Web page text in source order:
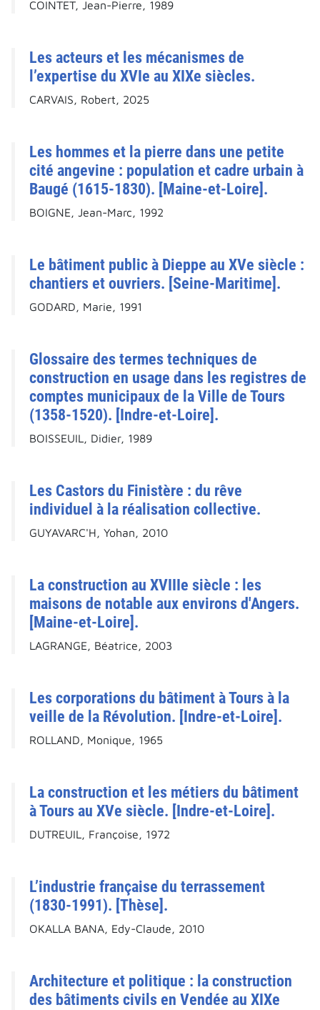
COINTET, Jean-Pierre, 1989
Les acteurs et les mécanismes de
l’expertise du XVIe au XIXe siècles.
CARVAIS, Robert, 2025
Les hommes et la pierre dans une petite
cité angevine : population et cadre urbain à
Baugé (1615-1830). [Maine-et-Loire].
BOIGNE, Jean-Marc, 1992
Le bâtiment public à Dieppe au XVe siècle :
chantiers et ouvriers. [Seine-Maritime].
GODARD, Marie, 1991
Glossaire des termes techniques de
construction en usage dans les registres de
comptes municipaux de la Ville de Tours
(1358-1520). [Indre-et-Loire].
BOISSEUIL, Didier, 1989
Les Castors du Finistère : du rêve
individuel à la réalisation collective.
GUYAVARC'H, Yohan, 2010
La construction au XVIIIe siècle : les
maisons de notable aux environs d'Angers.
[Maine-et-Loire].
LAGRANGE, Béatrice, 2003
Les corporations du bâtiment à Tours à la
veille de la Révolution. [Indre-et-Loire].
ROLLAND, Monique, 1965
La construction et les métiers du bâtiment
à Tours au XVe siècle. [Indre-et-Loire].
DUTREUIL, Françoise, 1972
L’industrie française du terrassement
(1830-1991). [Thèse].
OKALLA BANA, Edy-Claude, 2010
Architecture et politique : la construction
des bâtiments civils en Vendée au XIXe